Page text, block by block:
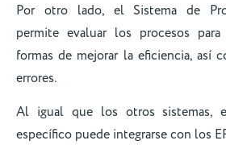
Por otro lado, el Sistema de
permite evaluar los procesos
formas de mejorar la eficiencia, así
errores.
Al igual que los otros sistemas,
específico puede integrarse con los